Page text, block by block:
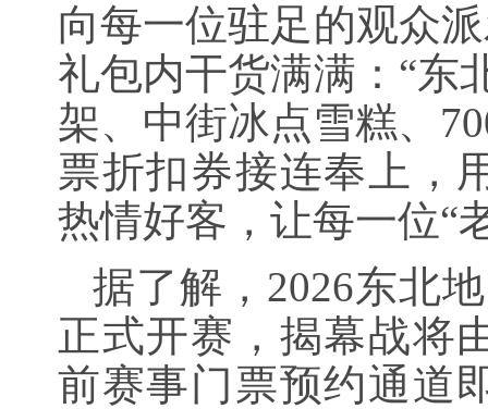
向每一位驻足的观众
礼包内干货满满：“东
架、中街冰点雪糕、
票折扣券接连奉上，
热情好客，让每一位“
据了解，2026东北
正式开赛，揭幕战将
前赛事门票预约通道